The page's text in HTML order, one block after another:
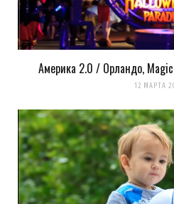
Америка 2.0 / Орландо,
12 МАРТА